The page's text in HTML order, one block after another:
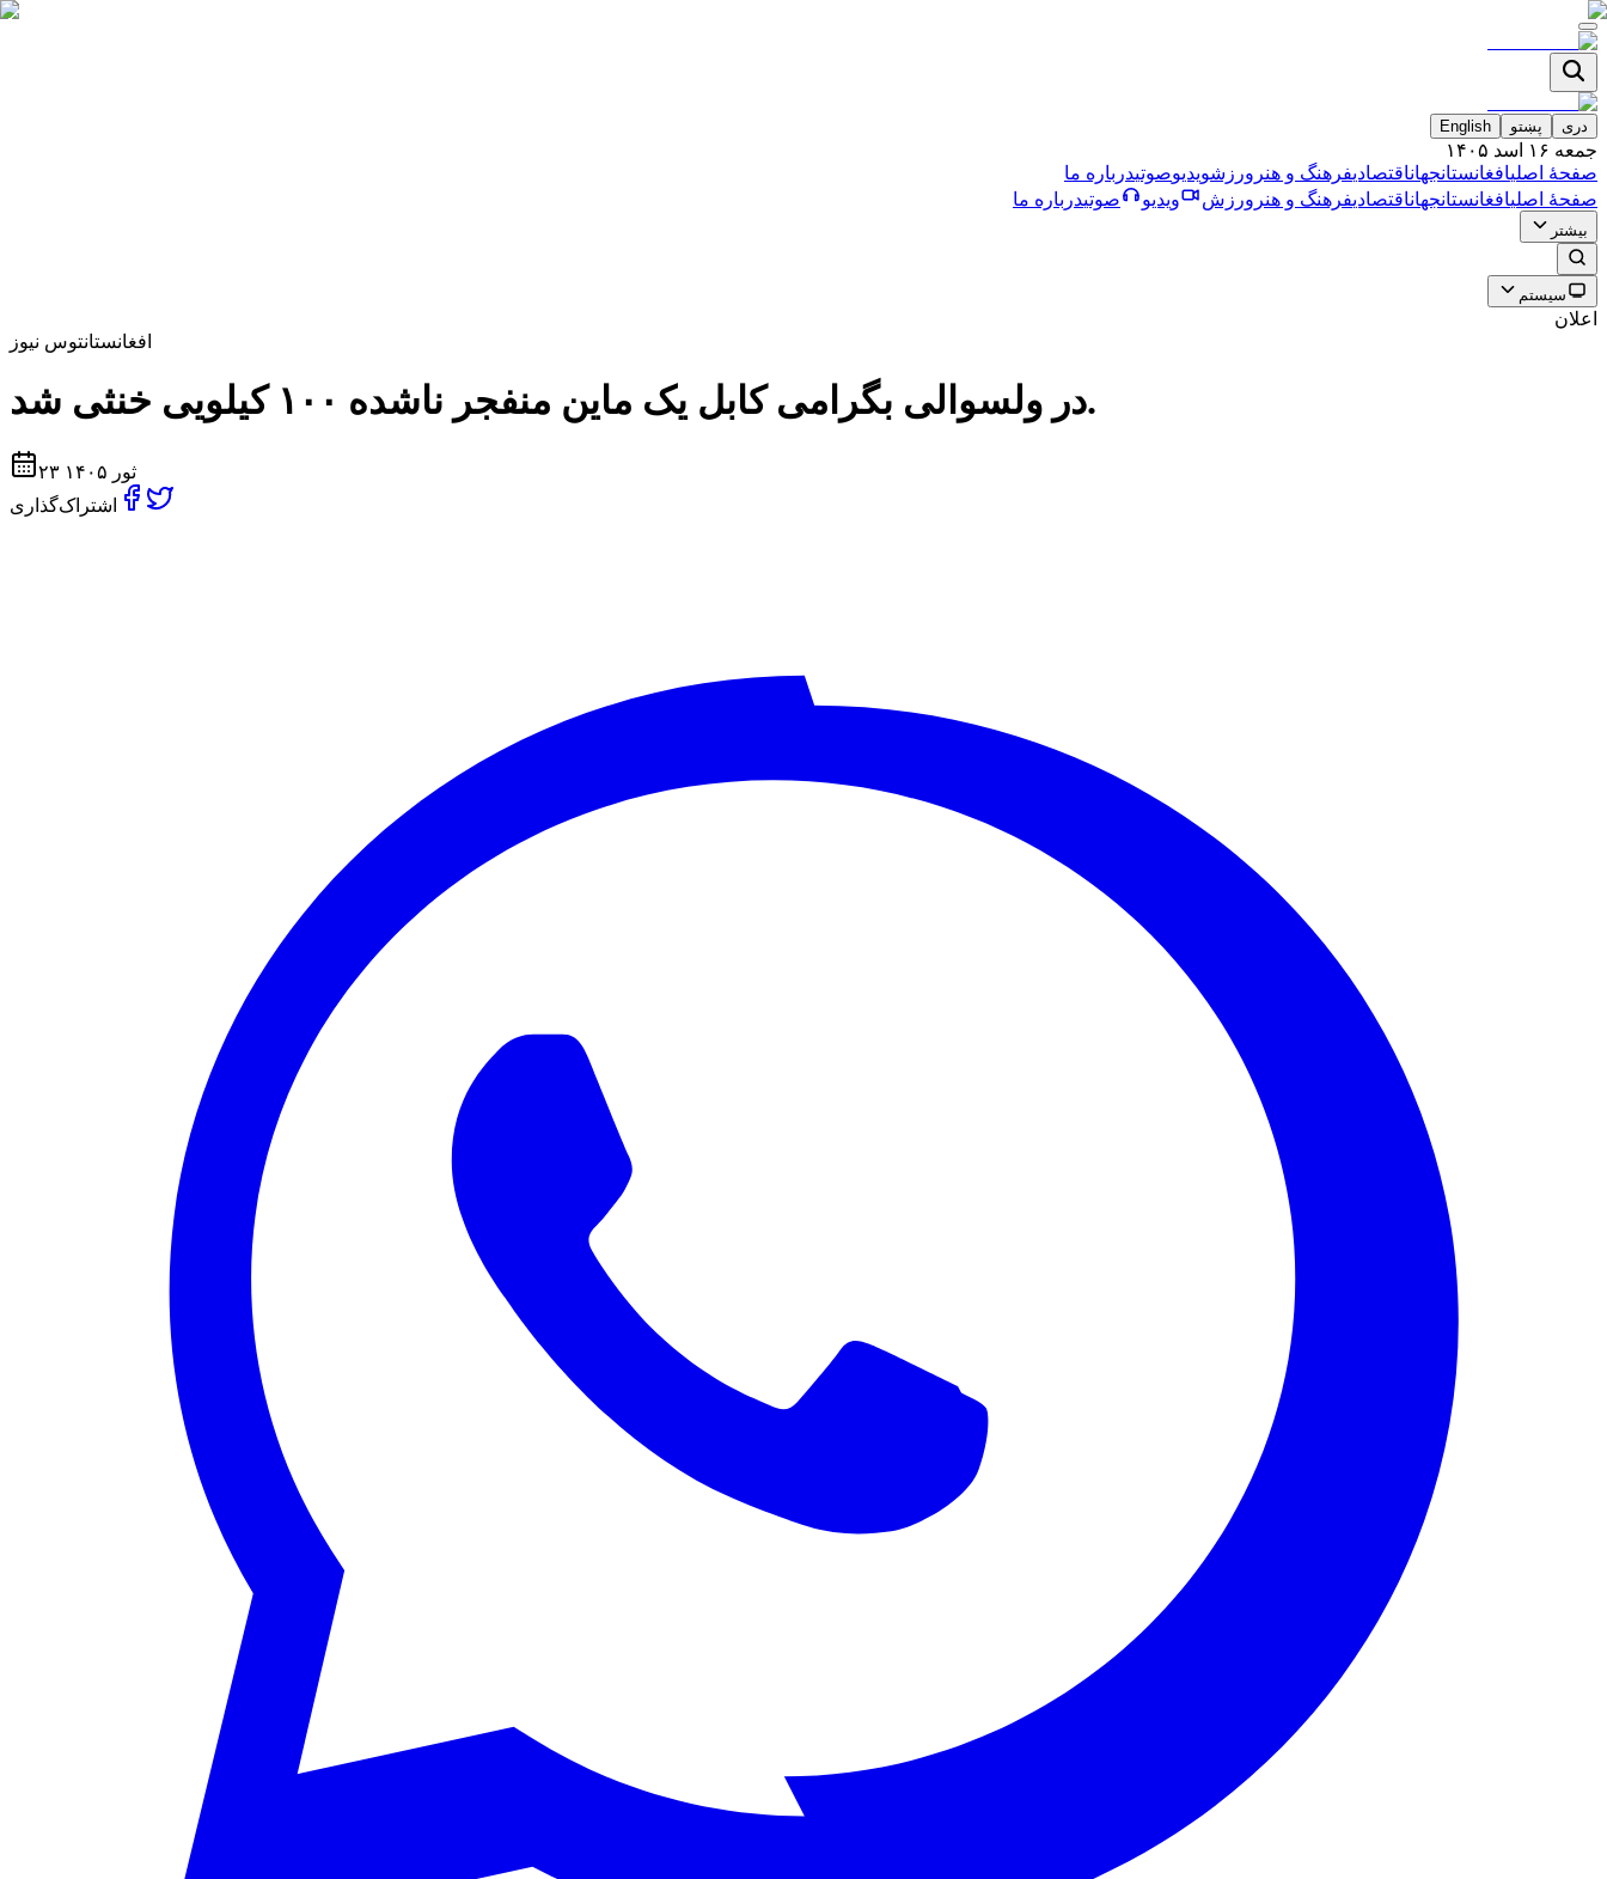
دری پښتو English
جمعه ۱۶ اسد ۱۴۰۵
صفحۀ اصلیافغانستانجهاناقتصادیفرهنگ و هنر ورزشویدیوصوتیدرباره ما
صفحۀ اصلیافغانستانجهاناقتصادیفرهنگ و هنر ورزش ویدیو صوتیدرباره ما
بیشتر
سیستم
اعلان
افغانستانتوس نیوز
در ولسوالی بگرامی کابل یک ماین منفجر ناشده ۱۰۰ کیلویی خنثی شد.
۲۳ ثور ۱۴۰۵
اشتراک‌گذاری